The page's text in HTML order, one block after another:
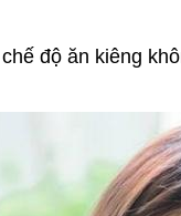
độ ăn kiêng